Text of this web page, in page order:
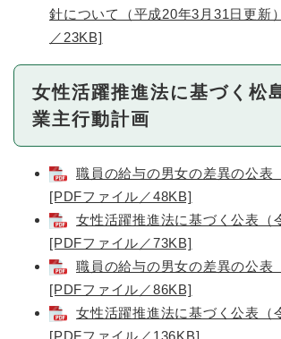
針について（平成20年3月31日更新
／23KB]
女性活躍推進法に基づく松
業主行動計画
職員の給与の男女の差異の公表
[PDFファイル／48KB]
女性活躍推進法に基づく公表（
[PDFファイル／73KB]
職員の給与の男女の差異の公表
[PDFファイル／86KB]
女性活躍推進法に基づく公表（
[PDFファイル／136KB]